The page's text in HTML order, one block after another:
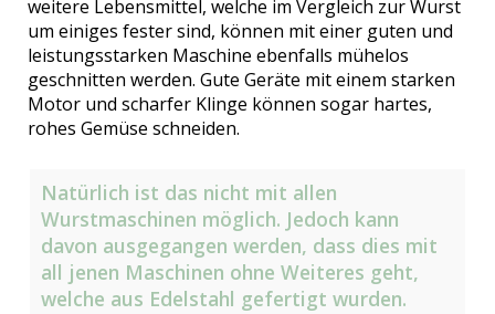
weitere Lebensmittel, welche im Vergleich zur Wurst
um einiges fester sind, können mit einer guten und
leistungsstarken Maschine ebenfalls mühelos
geschnitten werden. Gute Geräte mit einem starken
Motor und scharfer Klinge können sogar hartes,
rohes Gemüse schneiden.
Natürlich ist das nicht mit allen
Wurstmaschinen möglich. Jedoch kann
davon ausgegangen werden, dass dies mit
all jenen Maschinen ohne Weiteres geht,
welche aus Edelstahl gefertigt wurden.